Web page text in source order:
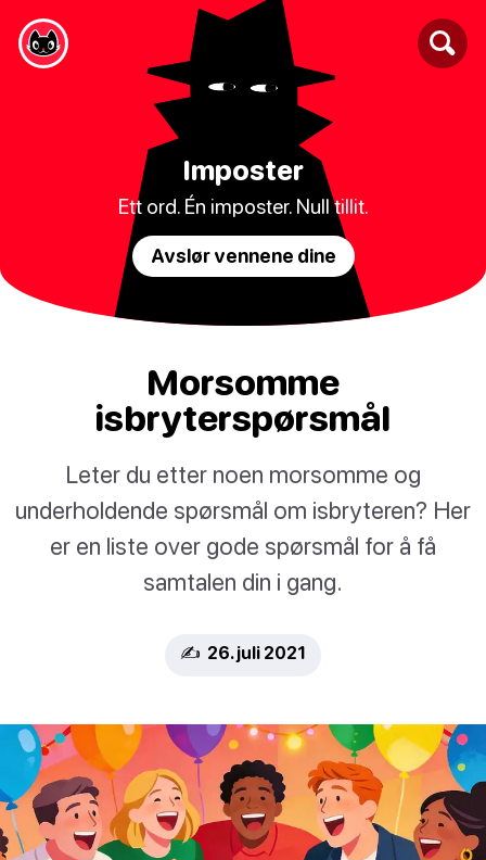
Imposter
Ett ord. Én imposter. Null tillit.
Avslør vennene dine
Morsomme
isbryterspørsmål
Leter du etter noen morsomme og
underholdende spørsmål om isbryteren? Her
er en liste over gode spørsmål for å få
samtalen din i gang.
✍️ 26. juli 2021